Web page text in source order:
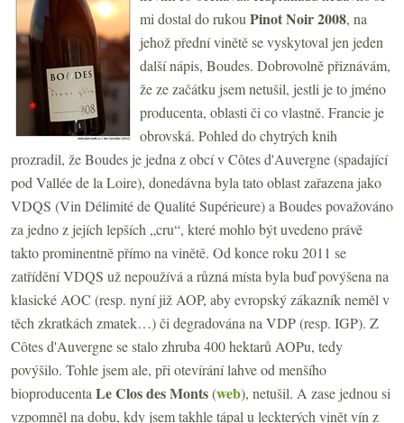
mi dostal do rukou Pinot Noir 2008, na
jehož přední vinětě se vyskytoval jen jeden
další nápis, Boudes. Dobrovolně přiznávám,
že ze začátku jsem netušil, jestli je to jméno
producenta, oblasti či co vlastně. Francie je
obrovská. Pohled do chytrých knih
prozradil, že Boudes je jedna z obcí v Côtes d'Auvergne (spadající
pod Vallée de la Loire), donedávna byla tato oblast zařazena jako
VDQS (Vin Délimité de Qualité Supérieure) a Boudes považováno
za jedno z jejích lepších „cru“, které mohlo být uvedeno právě
takto prominentně přímo na vinětě. Od konce roku 2011 se
zatřídění VDQS už nepoužívá a různá místa byla buď povýšena na
klasické AOC (resp. nyní již AOP, aby evropský zákazník neměl v
těch zkratkách zmatek…) či degradována na VDP (resp. IGP). Z
Côtes d'Auvergne se stalo zhruba 400 hektarů AOPu, tedy
povýšilo. Tohle jsem ale, při otevírání lahve od menšího
bioproducenta Le Clos des Monts(web), netušil. A zase jednou si
vzpomněl na dobu, kdy jsem takhle tápal u leckterých vinět vín z